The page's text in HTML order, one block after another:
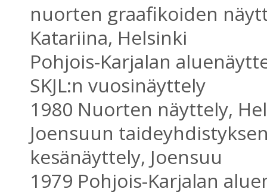
nuorten graafikoiden
Katariina, Helsinki
Pohjois-Karjalan
SKJL:n vuosinäyttely
1980 Nuorten näyttely,
Joensuun
kesänäyttely, Joensuu
1979 Pohjois-Karjalan